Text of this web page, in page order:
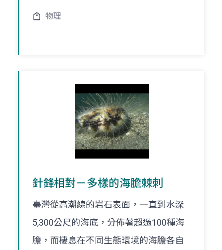
物理
針鋒相對－多樣的海膽棘刺
臺灣從高潮線的岩石表面，一直到水深
5,300公尺的海底，分佈著超過100種海
膽，而棲息在不同生態環境的海膽各自